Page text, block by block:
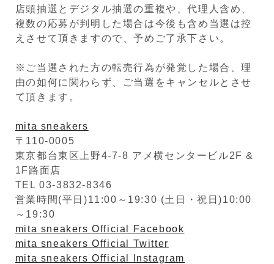
店頭抽選とデジタル抽選の重複や、代理人含め、
複数の応募が判明した場合は今後も含め当選は控
えさせて頂きますので、予めご了承下さい。
※ご当選された方の転売行為が発覚した場合、理
由の如何に関わらず、ご当選をキャンセルとさせ
て頂きます。
mita sneakers
〒110-0005
東京都台東区上野4-7-8 アメ横センタービル2F &
1F路面店
TEL 03-3832-8346
営業時間(平日)11:00～19:30 (土日・祝日)10:00
～19:30
mita sneakers Official Facebook
mita sneakers Official Twitter
mita sneakers Official Instagram